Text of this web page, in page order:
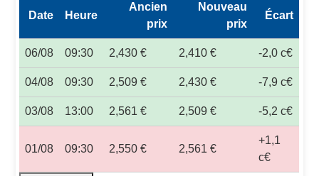
Date Heure
Ancien
prix
Nouveau
prix
Écart
06/08 09:30 2,430 € 2,410 € -2,0 c€
04/08 09:30 2,509 € 2,430 € -7,9 c€
03/08 13:00 2,561 € 2,509 € -5,2 c€
01/08 09:30 2,550 € 2,561 €
+1,1
c€